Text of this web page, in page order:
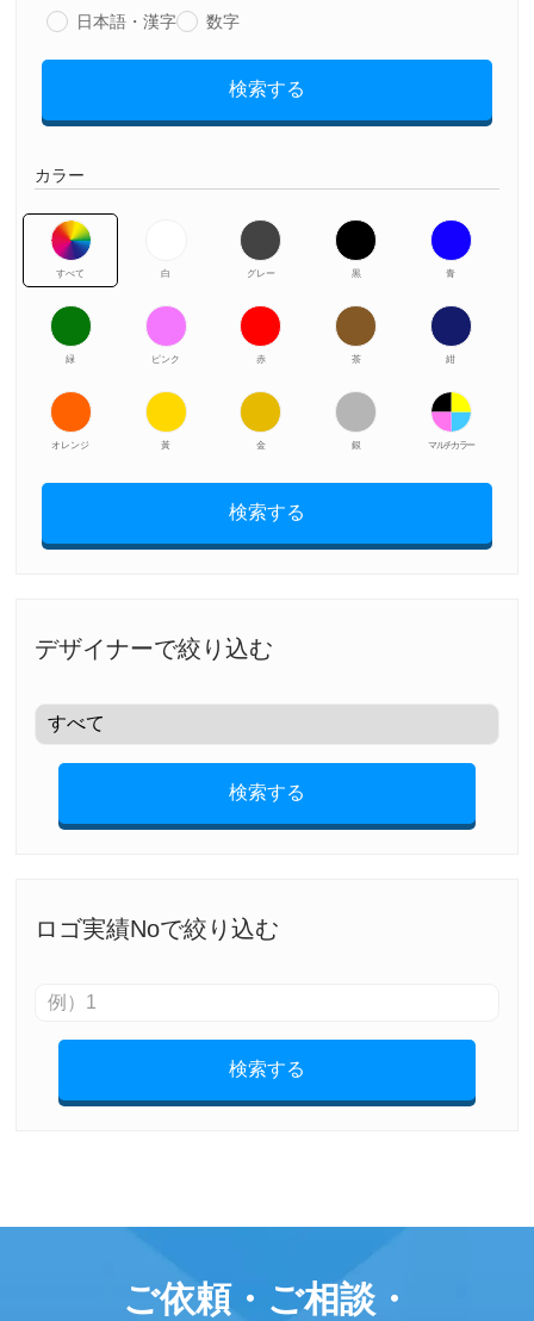
日本語・漢字 数字
検索する
カラー
すべて 白 グレー 黒 青
緑 ピンク 赤 茶 紺
オレンジ 黃 金 銀 マルチカラー
検索する
デザイナーで絞り込む
検索する
ロゴ実績Noで絞り込む
検索する
ご依頼・ご相談・